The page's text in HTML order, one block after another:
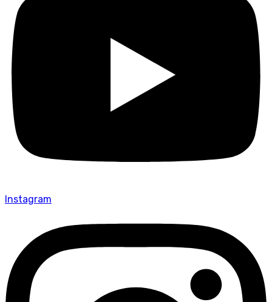
Instagram